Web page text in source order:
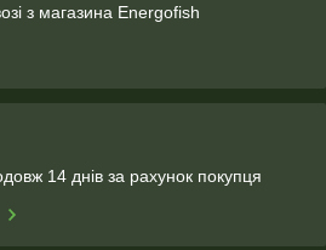
з магазина Energofish
14 днів за рахунок покупця